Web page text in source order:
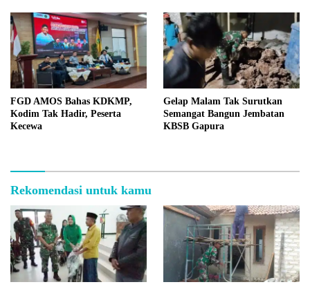
FGD AMOS Bahas KDKMP,
Kodim Tak Hadir, Peserta
Kecewa
Gelap Malam Tak Surutkan
Semangat Bangun Jembatan
KBSB Gapura
Rekomendasi untuk kamu